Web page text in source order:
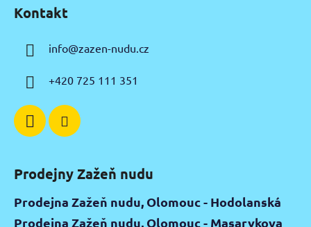
Kontakt
info@zazen-nudu.cz
+420 725 111 351
Prodejny Zažeň nudu
Prodejna Zažeň nudu, Olomouc - Hodolanská
Prodejna Zažeň nudu, Olomouc - Masarykova